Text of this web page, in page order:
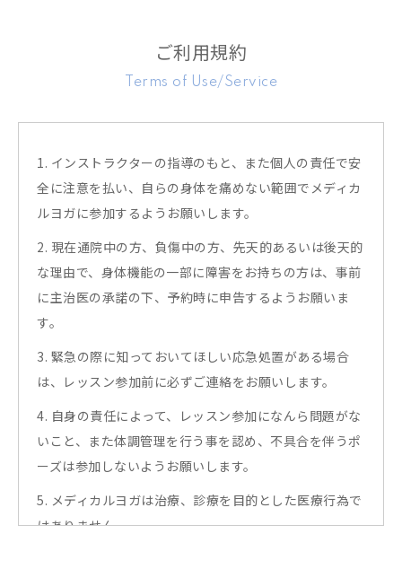
ご利用規約
Terms of Use/Service
1. インストラクターの指導のもと、また個人の責任で安
全に注意を払い、自らの身体を痛めない範囲でメディカ
ルヨガに参加するようお願いします。
2. 現在通院中の方、負傷中の方、先天的あるいは後天的
な理由で、身体機能の一部に障害をお持ちの方は、事前
に主治医の承諾の下、予約時に申告するようお願いま
す。
3. 緊急の際に知っておいてほしい応急処置がある場合
は、レッスン参加前に必ずご連絡をお願いします。
4. 自身の責任によって、レッスン参加になんら問題がな
いこと、また体調管理を行う事を認め、不具合を伴うポ
ーズは参加しないようお願いします。
5. メディカルヨガは治療、診療を目的とした医療行為で
はありません。